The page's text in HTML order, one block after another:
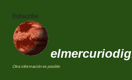
Subscribe
Otra información es posible